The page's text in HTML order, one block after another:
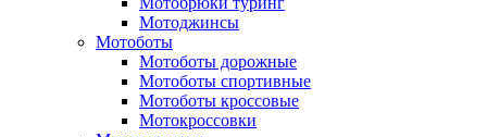
Мотоджинсы
Мотоботы
Мотоботы дорожные
Мотоботы спортивные
Мотоботы кроссовые
Мотокроссовки